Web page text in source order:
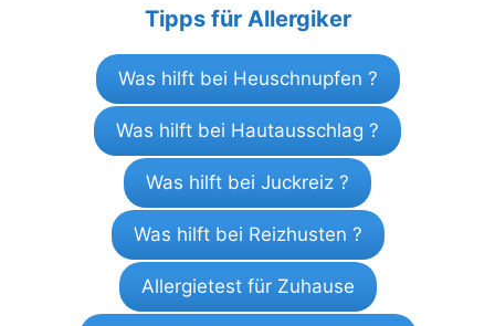
Tipps für Allergiker
Was hilft bei Heuschnupfen ?
Was hilft bei Hautausschlag ?
Was hilft bei Juckreiz ?
Was hilft bei Reizhusten ?
Allergietest für Zuhause